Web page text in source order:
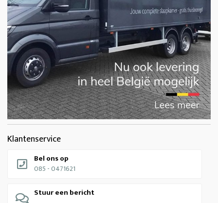
Klantenservice
Bel ons op
085 - 0471621
Stuur een bericht